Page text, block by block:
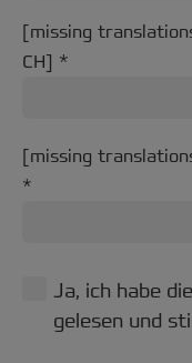
[missing
CH]
[missing
Ja, ich habe die
gelesen und